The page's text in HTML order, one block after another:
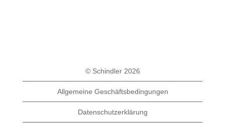
© Schindler 2026
Allgemeine Geschäftsbedingungen
Datenschutzerklärung